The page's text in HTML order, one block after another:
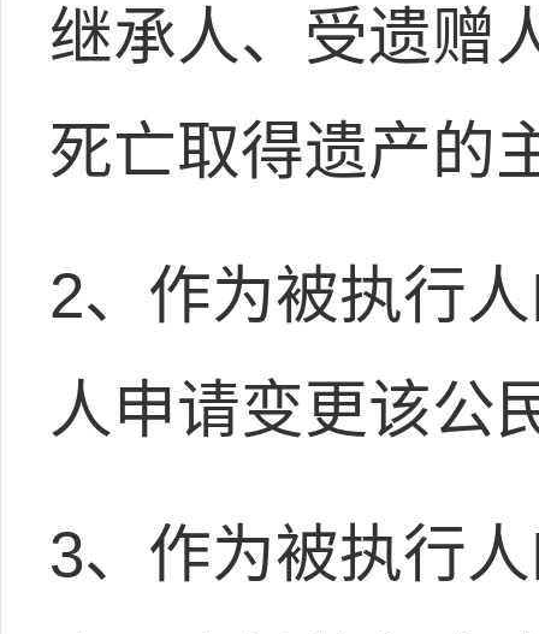
继承人、受遗赠
死亡取得遗产的
2、作为被执行
人申请变更该公
3、作为被执行